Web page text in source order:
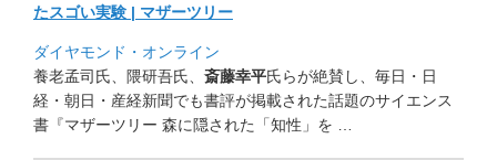
たスゴい実験 | マザーツリー
ダイヤモンド・オンライン
養老孟司氏、隈研吾氏、 斎藤幸平氏らが絶賛し、毎日・日
経・ 朝日・産経新聞でも書評が掲載された話題のサイエンス
書『マザーツリー 森に隠された「知性」を …